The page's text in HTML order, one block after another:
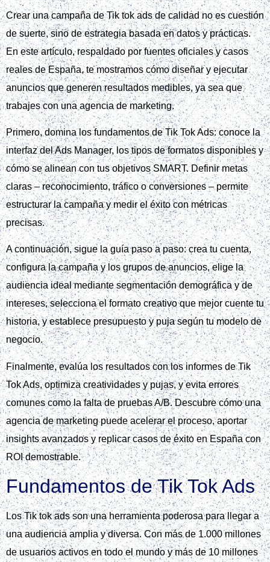
Índice
Fundamentos de Tik Tok Ads
Definir objetivos y estrategia de campaña
Guía paso a paso para lanzar una campaña de
calidad en Tik Tok Ads
Crear cuenta y configurar Tik Tok Ads
Manager
Configurar la campaña y los grupos de
anuncios
Seleccionar la audiencia ideal
Elegir el formato creativo adecuado
Definir presupuesto y puja
Medir resultados y optimizar
Mejores prácticas y errores comunes
Cómo una agencia de marketing puede potenciar tu
campaña
Casos de éxito y métricas clave en España